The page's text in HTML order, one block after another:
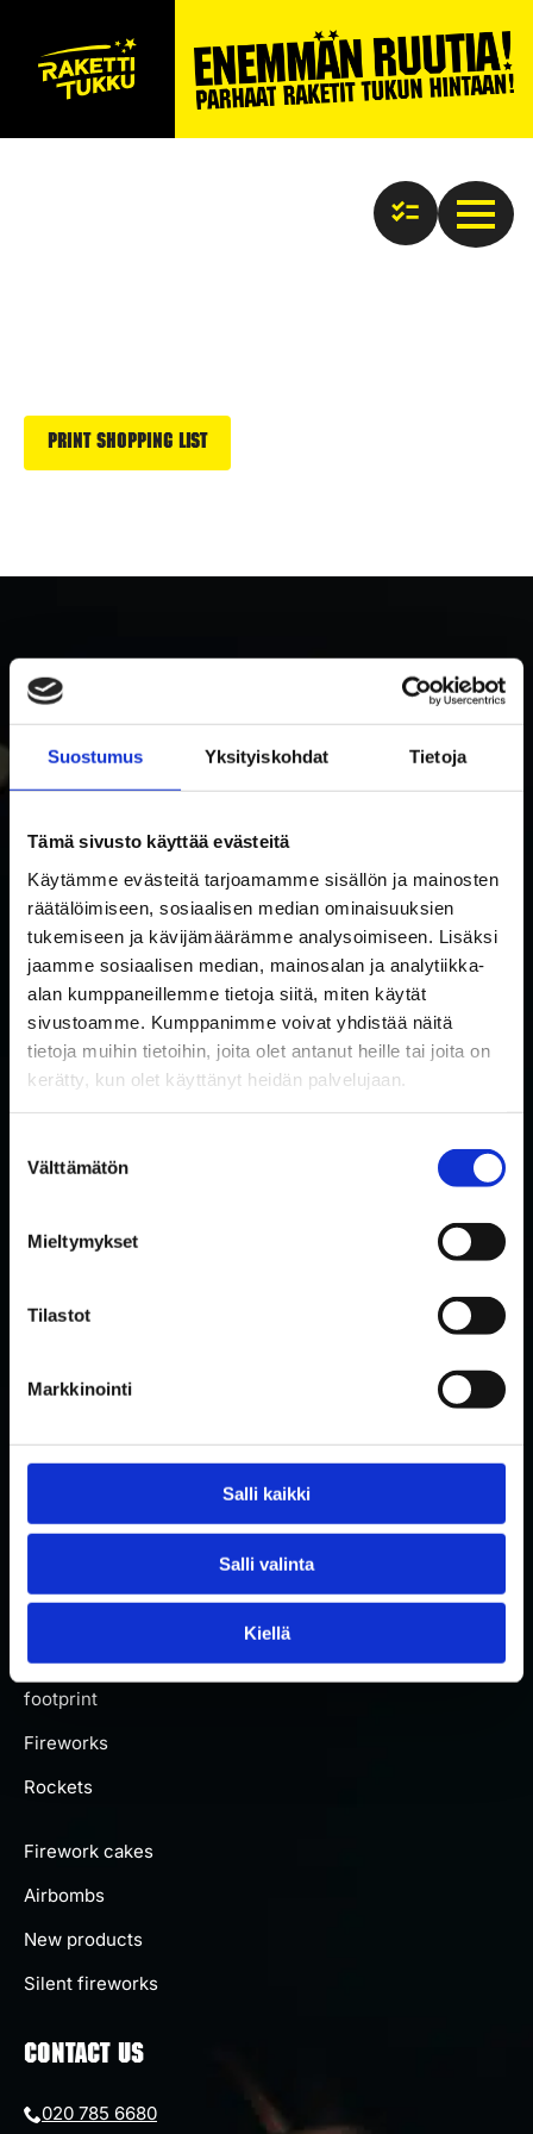
Suostumus Yksityiskohdat Tietoja
Tämä sivusto käyttää evästeitä
Käytämme evästeitä tarjoamamme sisällön ja mainosten
räätälöimiseen, sosiaalisen median ominaisuuksien
tukemiseen ja kävijämäärämme analysoimiseen. Lisäksi
jaamme sosiaalisen median, mainosalan ja analytiikka-
alan kumppaneillemme tietoja siitä, miten käytät
sivustoamme. Kumppanimme voivat yhdistää näitä
tietoja muihin tietoihin, joita olet antanut heille tai joita on
kerätty, kun olet käyttänyt heidän palvelujaan.
valinta
Välttämätön
Mieltymykset
Tilastot
Markkinointi
Salli kaikki
Salli valinta
Kiellä
Print Shopping List
SUBSCRIBE TO RAKETTITUKKU'S NEWSLETTER
Subscribe to our newsletter and be the first to know about
new products and special offers!
Privacy
policy
*
I accept the use of my data in accordance with the
privacy policy.*
Email
Safety
footprint
Fireworks
Rockets
Firework cakes
Airbombs
New products
Silent fireworks
CONTACT US
020 785 6680